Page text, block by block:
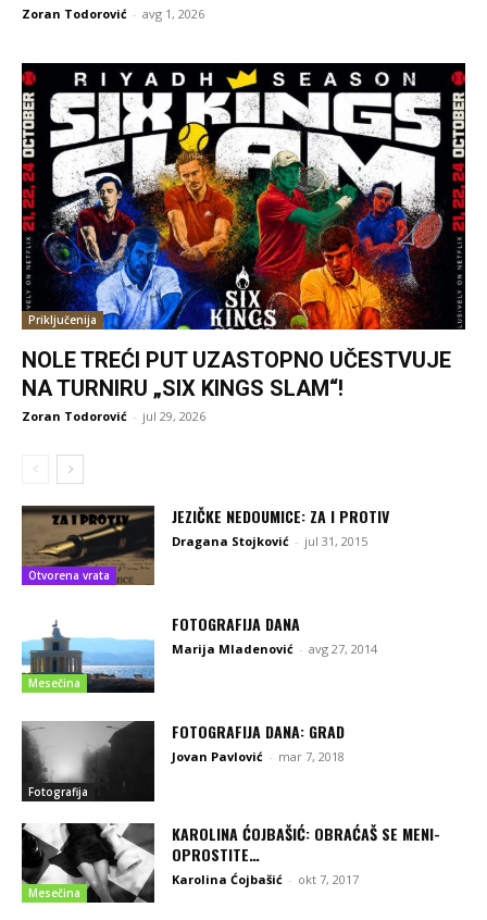
Zoran Todorović - avg 1, 2026
Priključenija
NOLE TREĆI PUT UZASTOPNO UČESTVUJE
NA TURNIRU „SIX KINGS SLAM“!
Zoran Todorović - jul 29, 2026
Otvorena vrata
JEZIČKE NEDOUMICE: ZA I PROTIV
Dragana Stojković - jul 31, 2015
Mesečina
FOTOGRAFIJA DANA
Marija Mladenović - avg 27, 2014
Fotografija
FOTOGRAFIJA DANA: GRAD
Jovan Pavlović - mar 7, 2018
Mesečina
KAROLINA ĆOJBAŠIĆ: OBRAĆAŠ SE MENI-
OPROSTITE…
Karolina Ćojbašić - okt 7, 2017